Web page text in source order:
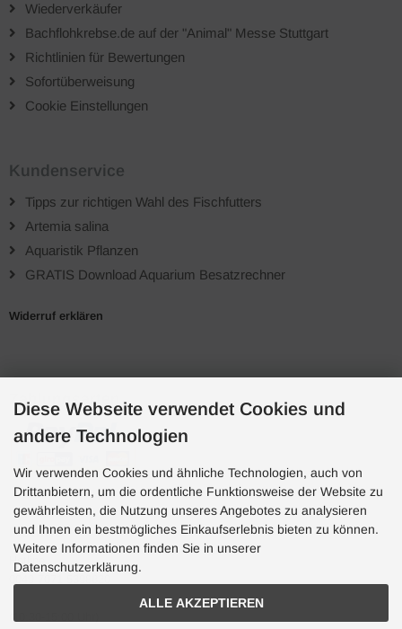
Wiederverkäufer
Bachflohkrebse.de auf der "Animal" Messe Stuttgart
Richtlinien für Bewertungen
Sofortüberweisung
Cookie Einstellungen
Kundenservice
Tipps zur richtigen Wahl des Fischfutters
Artemia salina
Aquaristik Pflanzen
GRATIS Download Aquarium Besatzrechner
Widerruf erklären
Zahlungsarten
Hotline
Hotline
(10:30-15:00 Uhr)
Diese Webseite verwendet Cookies und
andere Technologien
Wir verwenden Cookies und ähnliche Technologien, auch von
Drittanbietern, um die ordentliche Funktionsweise der Website zu
gewährleisten, die Nutzung unseres Angebotes zu analysieren
und Ihnen ein bestmögliches Einkaufserlebnis bieten zu können.
Weitere Informationen finden Sie in unserer
Datenschutzerklärung.
ALLE AKZEPTIEREN